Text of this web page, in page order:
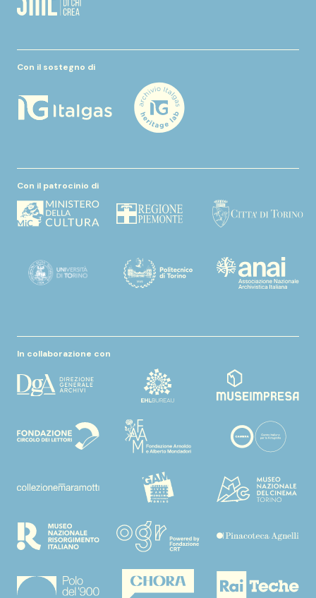
Con il sostegno di
Con il patrocinio di
In collaborazione con